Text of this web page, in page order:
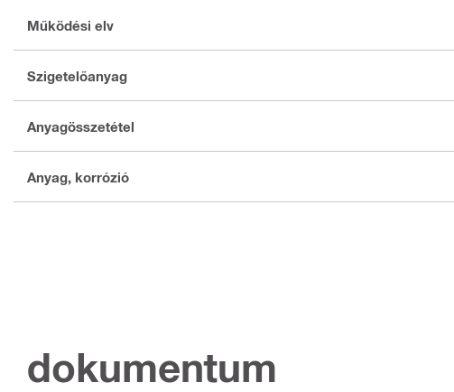
Működési elv
Szigetelőanyag
Anyagösszetétel
Anyag, korrózió
dokumentum